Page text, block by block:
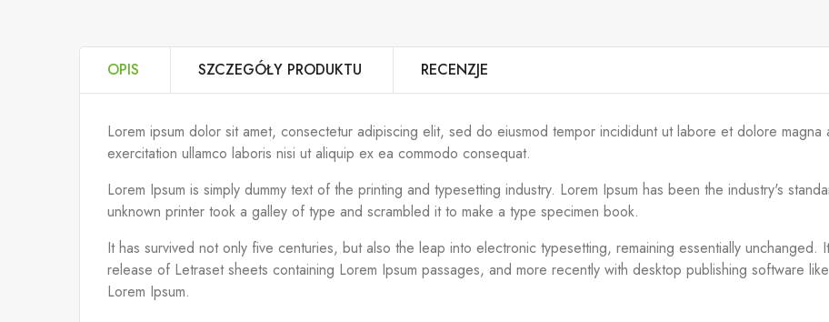
OPIS SZCZEGÓŁY PRODUKTU RECENZJE
Lorem ipsum dolor sit amet, consectetur adipiscing elit, sed do eiusmod tempor incididunt ut labore et dolore magna
exercitation ullamco laboris nisi ut aliquip ex ea commodo consequat.
Lorem Ipsum is simply dummy text of the printing and typesetting industry. Lorem Ipsum has been the industry's
unknown printer took a galley of type and scrambled it to make a type specimen book.
It has survived not only five centuries, but also the leap into electronic typesetting, remaining essentially unchanged.
release of Letraset sheets containing Lorem Ipsum passages, and more recently with desktop publishing software
Lorem Ipsum.